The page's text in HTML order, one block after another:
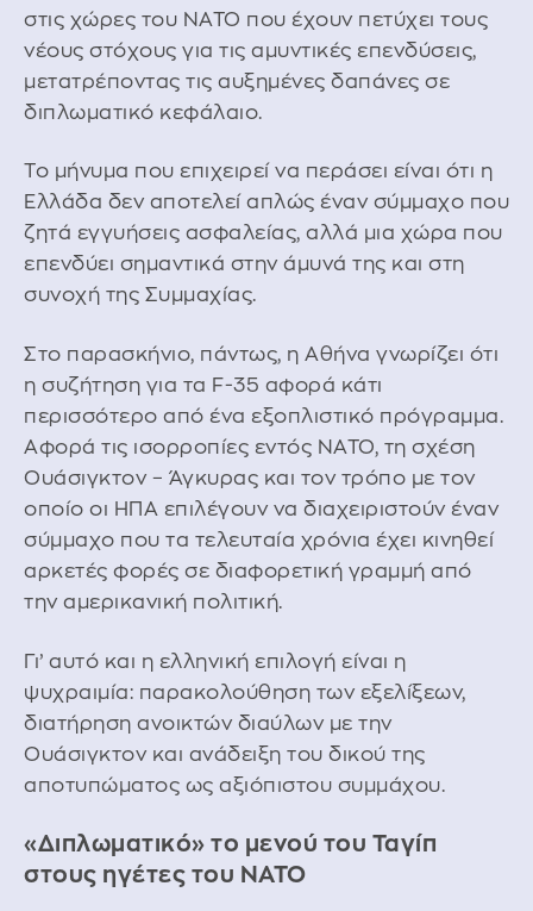
στις χώρες του ΝΑΤΟ που έχουν πετύχει τους
νέους στόχους για τις αμυντικές επενδύσεις,
μετατρέποντας τις αυξημένες δαπάνες σε
διπλωματικό κεφάλαιο.
Το μήνυμα που επιχειρεί να περάσει είναι ότι η
Ελλάδα δεν αποτελεί απλώς έναν σύμμαχο που
ζητά εγγυήσεις ασφαλείας, αλλά μια χώρα που
επενδύει σημαντικά στην άμυνά της και στη
συνοχή της Συμμαχίας.
Στο παρασκήνιο, πάντως, η Αθήνα γνωρίζει ότι
η συζήτηση για τα F-35 αφορά κάτι
περισσότερο από ένα εξοπλιστικό πρόγραμμα.
Αφορά τις ισορροπίες εντός ΝΑΤΟ, τη σχέση
Ουάσιγκτον – Άγκυρας και τον τρόπο με τον
οποίο οι ΗΠΑ επιλέγουν να διαχειριστούν έναν
σύμμαχο που τα τελευταία χρόνια έχει κινηθεί
αρκετές φορές σε διαφορετική γραμμή από
την αμερικανική πολιτική.
Γι’ αυτό και η ελληνική επιλογή είναι η
ψυχραιμία: παρακολούθηση των εξελίξεων,
διατήρηση ανοικτών διαύλων με την
Ουάσιγκτον και ανάδειξη του δικού της
αποτυπώματος ως αξιόπιστου συμμάχου.
«Διπλωματικό» το μενού του Ταγίπ
στους ηγέτες του ΝΑΤΟ